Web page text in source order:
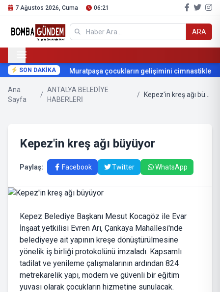
7 Ağustos 2026, Cuma 06:21
ARA
SON DAKİKA Muratpaşa çocukların gelişimini cimnastikle
Ana
Sayfa
/
ANTALYA BELEDİYE
HABERLERİ
/
Kepez'in kreş ağı büyüyor
Paylaş: Facebook Twitter WhatsApp
Kepez Belediye Başkanı Mesut Kocagöz ile Evar
İnşaat yetkilisi Evren Arı, Çankaya Mahallesi'nde
belediyeye ait yapının kreşe dönüştürülmesine
yönelik iş birliği protokolünü imzaladı. Kapsamlı
tadilat ve yenileme çalışmalarının ardından 824
metrekarelik yapı, modern ve güvenli bir eğitim
yuvası olarak çocukların hizmetine sunulacak.